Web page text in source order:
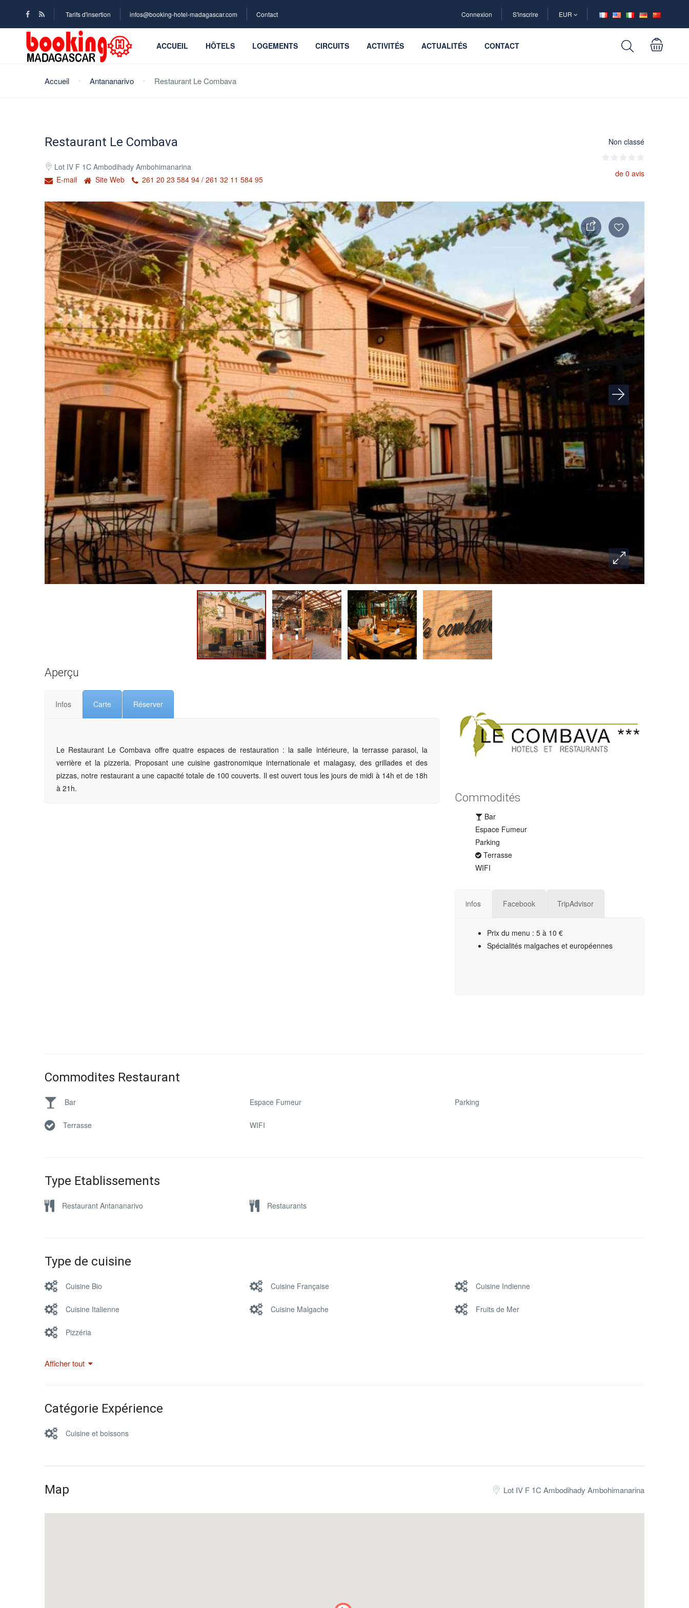
Tarifs d'insertion infos@booking-hotel-madagascar.com Contact Connexion S'inscrire EUR
ACCUEIL HÔTELS LOGEMENTS CIRCUITS ACTIVITÉS ACTUALITÉS CONTACT
Accueil Antananarivo Restaurant Le Combava
Restaurant Le Combava
Lot IV F 1C Ambodihady Ambohimanarina
E-mail
Site Web 261 20 23 584 94 / 261 32 11 584 95
Non classé
de 0 avis
Aperçu
Infos Carte Réserver
Le Restaurant Le Combava offre quatre espaces de restauration : la salle intérieure, la terrasse parasol, la
verrière et la pizzeria. Proposant une cuisine gastronomique internationale et malagasy, des grillades et des
pizzas, notre restaurant a une capacité totale de 100 couverts. Il est ouvert tous les jours de midi à 14h et de 18h
à 21h.
Commodités
Bar
Espace Fumeur
Parking
Terrasse
WIFI
infos Facebook TripAdvisor
Prix du menu : 5 à 10 €
Spécialités malgaches et européennes
Commodites Restaurant
Bar Espace Fumeur Parking
Terrasse WIFI
Type Etablissements
Restaurant Antananarivo Restaurants
Type de cuisine
Cuisine Bio Cuisine Française Cuisine Indienne
Cuisine Italienne Cuisine Malgache Fruits de Mer
Pizzéria
Afficher tout
Catégorie Expérience
Cuisine et boissons
Map Lot IV F 1C Ambodihady Ambohimanarina